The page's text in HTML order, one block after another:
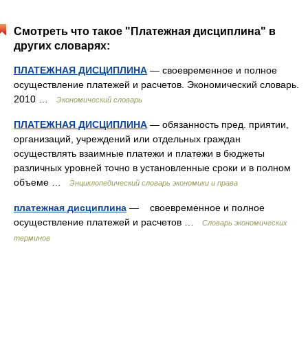
Смотреть что такое "Платежная дисциплина" в
других словарях:
ПЛАТЕЖНАЯ ДИСЦИПЛИНА — своевременное и полное
осуществление платежей и расчетов. Экономический словарь.
2010 …
Экономический словарь
ПЛАТЕЖНАЯ ДИСЦИПЛИНА — обязанность пред. приятии,
организаций, учреждений или отдельных граждан
осуществлять взаимные платежи и платежи в бюджеты
различных уровней точно в установленные сроки и в полном
объеме …
Энциклопедический словарь экономики и права
платежная дисциплина — своевременное и полное
осуществление платежей и расчетов …
Словарь экономических
терминов